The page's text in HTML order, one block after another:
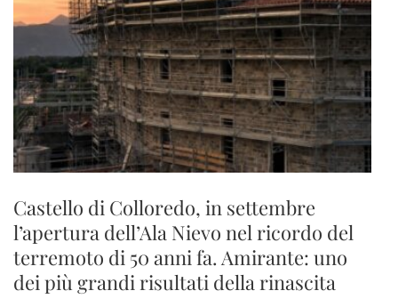
Castello di Colloredo, in settembre
l’apertura dell’Ala Nievo nel ricordo del
terremoto di 50 anni fa. Amirante: uno
dei più grandi risultati della rinascita